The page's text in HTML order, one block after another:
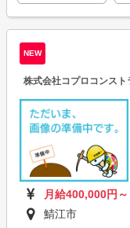
NEW
株式会社コプロコンスト
月給400,000円～
鯖江市